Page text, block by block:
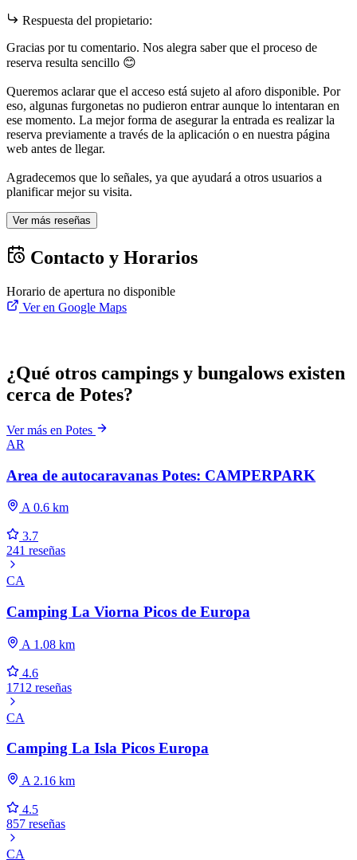
Respuesta del propietario:
Gracias por tu comentario. Nos alegra saber que el proceso de
reserva resulta sencillo 😊
Queremos aclarar que el acceso está sujeto al aforo disponible. Por
eso, algunas furgonetas no pudieron entrar aunque lo intentaran en
ese momento. La mejor forma de asegurar la entrada es realizar la
reserva previamente a través de la aplicación o en nuestra página
web antes de llegar.
Agradecemos que lo señales, ya que ayudará a otros usuarios a
planificar mejor su visita.
Ver más reseñas
Contacto y Horarios
Horario de apertura no disponible
Ver en Google Maps
¿Qué otros campings y bungalows existen
cerca de Potes?
Ver más en Potes
AR
Area de autocaravanas Potes: CAMPERPARK
A 0.6 km
3.7
241 reseñas
CA
Camping La Viorna Picos de Europa
A 1.08 km
4.6
1712 reseñas
CA
Camping La Isla Picos Europa
A 2.16 km
4.5
857 reseñas
CA